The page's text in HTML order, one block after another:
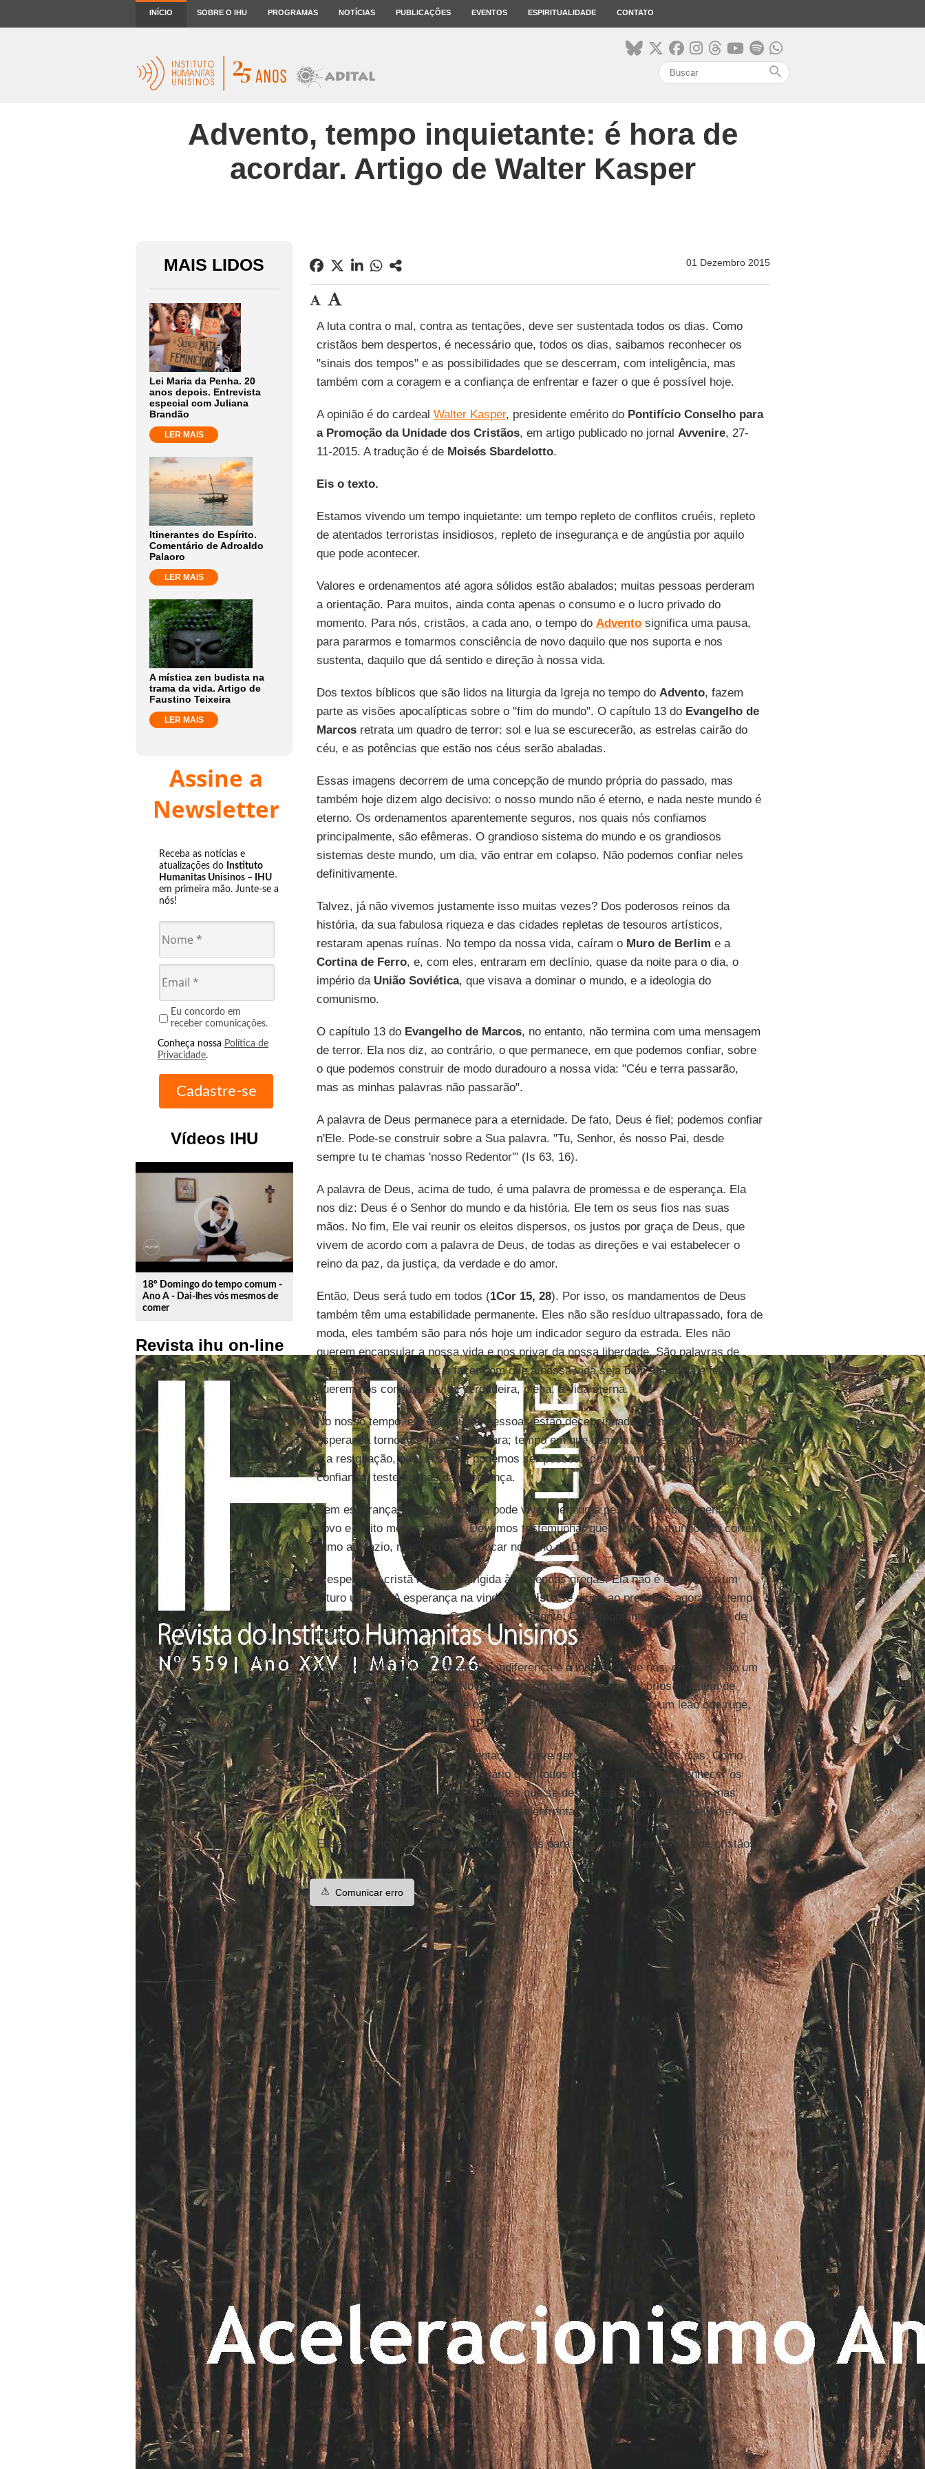
INÍCIO SOBRE O IHU PROGRAMAS NOTÍCIAS PUBLICAÇÕES EVENTOS ESPIRITUALIDADE CONTATO
search
Advento, tempo inquietante: é hora de
acordar. Artigo de Walter Kasper
MAIS LIDOS
Lei Maria da Penha. 20
anos depois. Entrevista
especial com Juliana
Brandão
LER MAIS
Itinerantes do Espírito.
Comentário de Adroaldo
Palaoro
LER MAIS
A mística zen budista na
trama da vida. Artigo de
Faustino Teixeira
LER MAIS
Assine a
Newsletter
Receba as notícias e
atualizações do Instituto
Humanitas Unisinos – IHU
em primeira mão. Junte-se a
nós!
Eu concordo em
receber comunicações.
Conheça nossa Política de
Privacidade.
Vídeos IHU
play_circle_outline
18º Domingo do tempo comum -
Ano A - Dai-lhes vós mesmos de
comer
Revista ihu on-line
01 Dezembro 2015
A luta contra o mal, contra as tentações, deve ser sustentada todos os dias. Como
cristãos bem despertos, é necessário que, todos os dias, saibamos reconhecer os
"sinais dos tempos" e as possibilidades que se descerram, com inteligência, mas
também com a coragem e a confiança de enfrentar e fazer o que é possível hoje.
A opinião é do cardeal Walter Kasper, presidente emérito do Pontifício Conselho para
a Promoção da Unidade dos Cristãos, em artigo publicado no jornal Avvenire, 27-
11-2015. A tradução é de Moisés Sbardelotto.
Eis o texto.
Estamos vivendo um tempo inquietante: um tempo repleto de conflitos cruéis, repleto
de atentados terroristas insidiosos, repleto de insegurança e de angústia por aquilo
que pode acontecer.
Valores e ordenamentos até agora sólidos estão abalados; muitas pessoas perderam
a orientação. Para muitos, ainda conta apenas o consumo e o lucro privado do
momento. Para nós, cristãos, a cada ano, o tempo do Adventosignifica uma pausa,
para pararmos e tomarmos consciência de novo daquilo que nos suporta e nos
sustenta, daquilo que dá sentido e direção à nossa vida.
Dos textos bíblicos que são lidos na liturgia da Igreja no tempo do Advento, fazem
parte as visões apocalípticas sobre o "fim do mundo". O capítulo 13 do Evangelho de
Marcosretrata um quadro de terror: sol e lua se escurecerão, as estrelas cairão do
céu, e as potências que estão nos céus serão abaladas.
Essas imagens decorrem de uma concepção de mundo própria do passado, mas
também hoje dizem algo decisivo: o nosso mundo não é eterno, e nada neste mundo é
eterno. Os ordenamentos aparentemente seguros, nos quais nós confiamos
principalmente, são efêmeras. O grandioso sistema do mundo e os grandiosos
sistemas deste mundo, um dia, vão entrar em colapso. Não podemos confiar neles
definitivamente.
Talvez, já não vivemos justamente isso muitas vezes? Dos poderosos reinos da
história, da sua fabulosa riqueza e das cidades repletas de tesouros artísticos,
restaram apenas ruínas. No tempo da nossa vida, caíram o Muro de Berlim e a
Cortina de Ferro, e, com eles, entraram em declínio, quase da noite para o dia, o
império da União Soviética, que visava a dominar o mundo, e a ideologia do
comunismo.
O capítulo 13 do Evangelho de Marcos, no entanto, não termina com uma mensagem
de terror. Ela nos diz, ao contrário, o que permanece, em que podemos confiar, sobre
o que podemos construir de modo duradouro a nossa vida: "Céu e terra passarão,
mas as minhas palavras não passarão".
A palavra de Deus permanece para a eternidade. De fato, Deus é fiel; podemos confiar
n'Ele. Pode-se construir sobre a Sua palavra. "Tu, Senhor, és nosso Pai, desde
sempre tu te chamas 'nosso Redentor'" (Is 63, 16).
A palavra de Deus, acima de tudo, é uma palavra de promessa e de esperança. Ela
nos diz: Deus é o Senhor do mundo e da história. Ele tem os seus fios nas suas
mãos. No fim, Ele vai reunir os eleitos dispersos, os justos por graça de Deus, que
vivem de acordo com a palavra de Deus, de todas as direções e vai estabelecer o
reino da paz, da justiça, da verdade e do amor.
Então, Deus será tudo em todos (1Cor 15, 28). Por isso, os mandamentos de Deus
também têm uma estabilidade permanente. Eles não são resíduo ultrapassado, fora de
moda, eles também são para nós hoje um indicador seguro da estrada. Eles não
querem encapsular a nossa vida e nos privar da nossa liberdade. São palavras de
vida; querem nos ajudar a fazer com que a nossa vida seja bem sucedida e feliz;
querem nos conduzir à vida verdadeira, plena, à vida eterna.
No nosso tempo, em que muitas pessoas estão decepcionadas com a vida, e a
esperança tornou-se mercadoria rara; tempo em que domina a decepção, o desânimo
e a resignação, nós, cristãos, podemos ser pessoas doAdvento, pessoas da
confiança, testemunhas da esperança.
Sem esperança, de fato, ninguém pode viver: nenhuma pessoa individual, nenhum
povo e muito menos a Igreja. Devemos testemunhar que a vida e o mundo não correm
rumo ao vazio, mas vão desembocar no reino de Deus.
A esperança cristã não está dirigida às calendas gregas. Ela não é espera por um
futuro utópico. A esperança na vinda deCristose dirige ao presente: agora é o tempo
oportuno; agora é a hora. Cada dia é importante. Cada momento pode ser a hora de
Deus.
Isso nos é dito hoje. O cansaço, a indiferença e a indolência de nós, cristãos, são um
grande perigo. Por isso, no Novo Testamento, diz-se: "Sejam sóbrios e fiquem de
prontidão! Pois o diabo, que é o inimigo de vocês, os rodeia como um leão que ruge,
procurando a quem devorar" (1Pd 5, 8
A luta contra o mal, contra as tentações, deve ser sustentada todos os dias. Como
cristãos bem despertos, é necessário que, todos os dias, saibamos reconhecer os
"sinais dos tempos" e as possibilidades que se descerram, com inteligência, mas
também com a coragem e a confiança de enfrentar e fazer o que é possível hoje.
Essa confiança e essa esperança são vitais para toda a nossa existência de cristãos.
⚠️ Comunicar erro